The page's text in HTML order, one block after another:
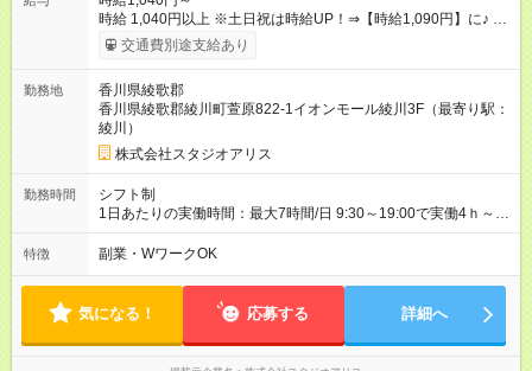
時給 1,040円以上 ※土日祝は時給UP！⇒【時給1,090円】に♪ ※
交通費もしっかり支給（月1万5000円まで） 【時給UPのチャン
スもたくさん！やりがいも◎】 頑張りはちゃ～んと時給に反映
含む）のシフトインで 「準社員」に！⇒ 時給30円UP！ 《チャ
ンス２》社内資格をGETすると… 年2回の昇格審査クリアで、
専門スキルをGET！⇒ 時給100円以上UPも夢じゃない！ 【急な
出費も怖くない♪前給制度あり】 「今月ピンチかも…」そんな時
も大丈夫！ 働いた分のお給料の一部を、 給料日前に受け取れる
嬉しい制度です。 【試用期間】試用期間あり 試用期間の長さ：
3ヶ月 雇用形態、給与は本採用時と同じです。
交通費別途支給あり
勤務地
香川県綾歌郡
香川県綾歌郡綾川町萱原822-1イオンモール綾川3F（最寄り駅：
綾川）
株式会社スタジオアリス
勤務時間
シフト制
1日あたりの実働時間：最大7時間/日 9:30～19:00で実働4ｈ～ ◆
週2日～・1日4ｈ～OK ◆土日祝勤務できる方歓迎
特徴 副業・WワークOK
気になる！ 応募する 詳細へ